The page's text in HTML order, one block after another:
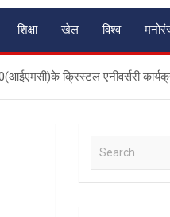
शिक्षा खेल विश्व
क्रिस्टल एनीवर्सरी
a